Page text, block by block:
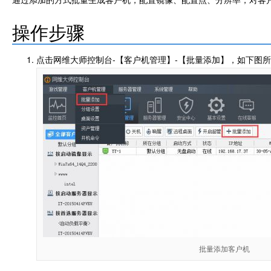
操作步骤
点击网维大师控制台-【客户机管理】-【批量添加】，如下图
批量添加客户机